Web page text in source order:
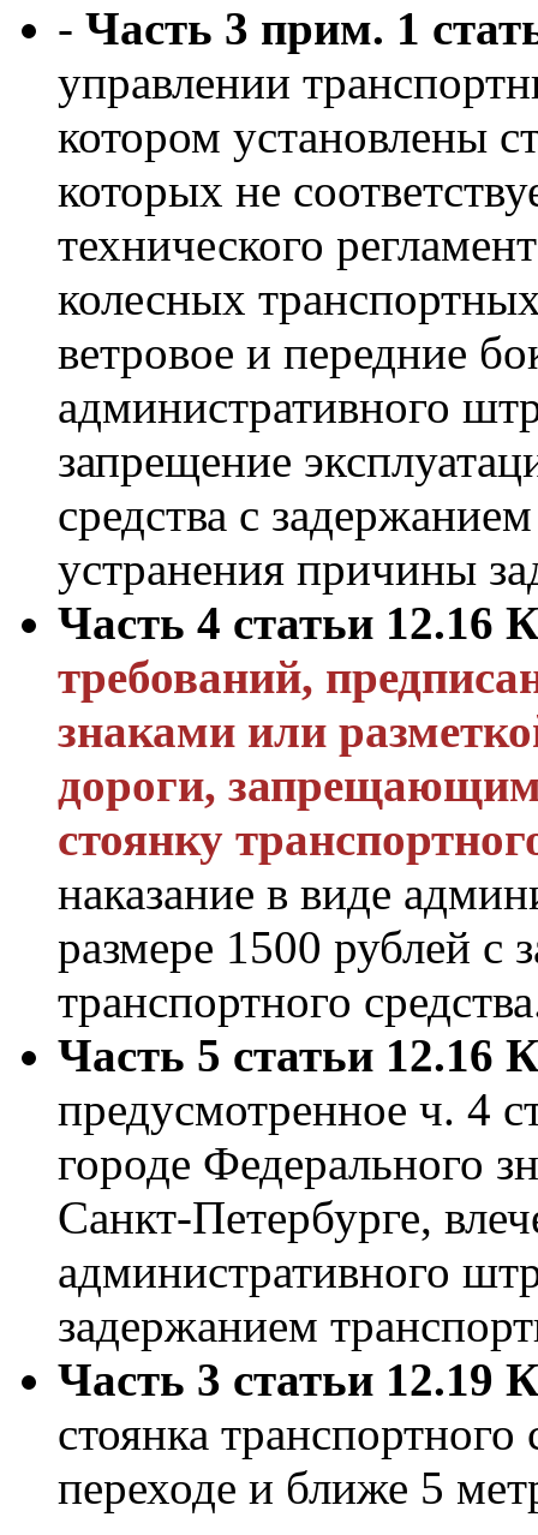
- Часть 3 прим. 1
управлении
котором установлены
которых не
технического
колесных
ветровое и передние
административного
запрещение
средства с
устранения причины
Часть 4 статьи
требований,
знаками или
дороги,
стоянку
наказание в виде
размере 1500 рублей с
транспортного
Часть 5 статьи
предусмотренное ч. 4
городе Федерального
Санкт-Петербурге,
административного
задержанием
Часть 3 статьи
стоянка
переходе и ближе 5